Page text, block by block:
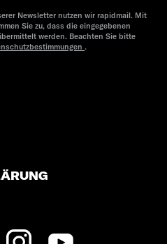
Newsletter nutzen wir rapidmail. Mit
Sie zu, dass die eingegebenen
werden. Beachten Sie bitte
.